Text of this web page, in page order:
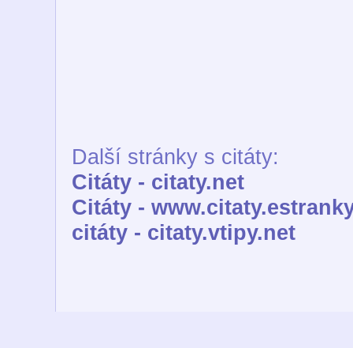
Další stránky s citáty:
Citáty - citaty.net
Citáty -
citáty - citaty.vtipy.net